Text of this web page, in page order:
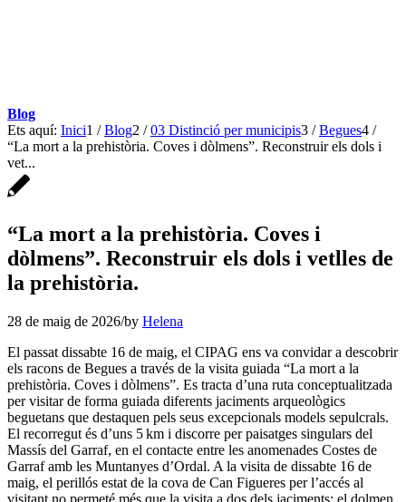
Blog
Ets aquí: Inici1 / Blog2 / 03 Distinció per municipis3 / Begues4 /
“La mort a la prehistòria. Coves i dòlmens”. Reconstruir els dols i
vet...
“La mort a la prehistòria. Coves i
dòlmens”. Reconstruir els dols i vetlles de
la prehistòria.
28 de maig de 2026/by Helena
El passat dissabte 16 de maig, el CIPAG ens va convidar a descobrir
els racons de Begues a través de la visita guiada “La mort a la
prehistòria. Coves i dòlmens”. Es tracta d’una ruta conceptualitzada
per visitar de forma guiada diferents jaciments arqueològics
beguetans que destaquen pels seus excepcionals models sepulcrals.
El recorregut és d’uns 5 km i discorre per paisatges singulars del
Massís del Garraf, en el contacte entre les anomenades Costes de
Garraf amb les Muntanyes d’Ordal. A la visita de dissabte 16 de
maig, el perillós estat de la cova de Can Figueres per l’accés al
visitant no permeté més que la visita a dos dels jaciments: el dolmen